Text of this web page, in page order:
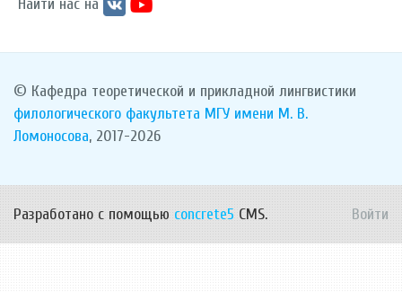
Найти нас на
© Кафедра теоретической и прикладной лингвистики
филологического факультета МГУ имени М. В.
Ломоносова, 2017-2026
Разработано с помощью concrete5 CMS. Войти